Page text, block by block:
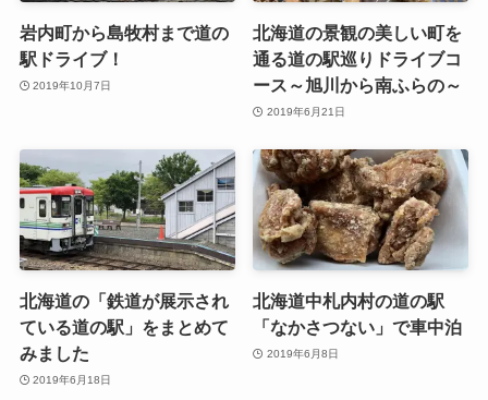
岩内町から島牧村まで道の
駅ドライブ！
2019年10月7日
北海道の景観の美しい町を
通る道の駅巡りドライブコ
ース～旭川から南ふらの～
2019年6月21日
北海道の「鉄道が展示され
ている道の駅」をまとめて
みました
2019年6月18日
北海道中札内村の道の駅
「なかさつない」で車中泊
2019年6月8日